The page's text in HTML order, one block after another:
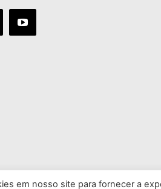
em nosso site para fornecer a